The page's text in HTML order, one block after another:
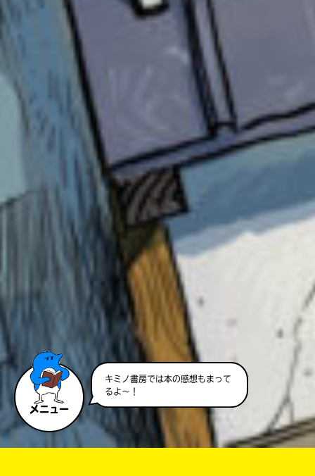
メニュー
キミノ書房では本の感想もまって
るよ～！